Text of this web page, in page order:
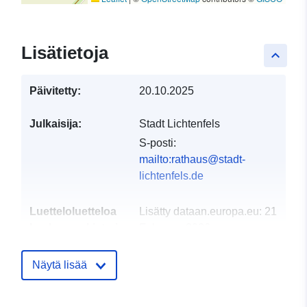
keyboard_arrow_up
Lisätietoja
Päivitetty: 20.10.2025
Julkaisija:
Stadt Lichtenfels
S-posti:
mailto:rathaus@stadt-
lichtenfels.de
Luetteloluetteloa
Lisätty dataan.europa.eu: 21
Näytä lisää